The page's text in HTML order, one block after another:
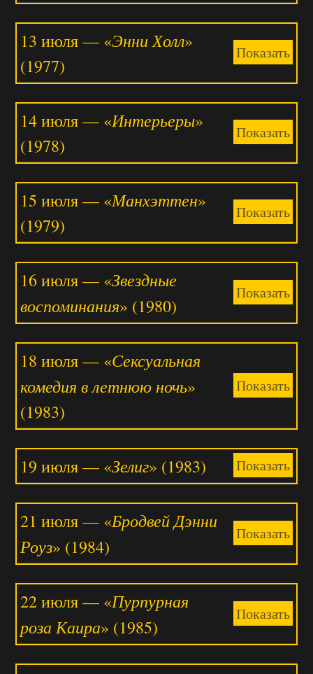
13 июля — «Энни Холл»
(1977)
Показать
14 июля — «Интерьеры»
(1978)
Показать
15 июля — «Манхэттен»
(1979)
Показать
16 июля — «Звездные
воспоминания» (1980)
Показать
18 июля — «Сексуальная
комедия в летнюю ночь»
(1983)
Показать
19 июля — «Зелиг» (1983) Показать
21 июля — «Бродвей Дэнни
Роуз» (1984)
Показать
22 июля — «Пурпурная
роза Каира» (1985)
Показать